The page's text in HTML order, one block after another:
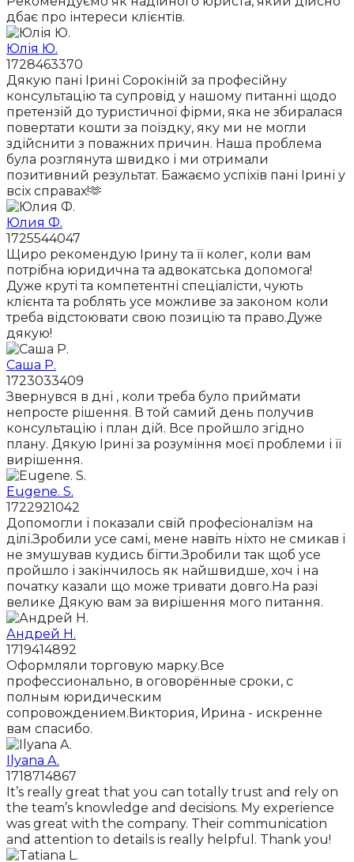
дбає про інтереси клієнтів.
Юлія Ю.
1728463370
Дякую пані Ірині Сорокіній за професійну
консультацію та супровід у нашому питанні щодо
претензій до туристичної фірми, яка не збиралася
повертати кошти за поїздку, яку ми не могли
здійснити з поважних причин. Наша проблема
була розглянута швидко і ми отримали
позитивний результат. Бажаємо успіхів пані Ірині у
всіх справах!🫶
Юлия Ф.
1725544047
Щиро рекомендую Ірину та її колег, коли вам
потрібна юридична та адвокатська допомога!
Дуже круті та компетентні спеціалісти, чують
клієнта та роблять усе можливе за законом коли
треба відстоювати свою позицію та право.Дуже
дякую!
Саша Р.
1723033409
Звернувся в дні , коли треба було приймати
непросте рішення. В той самий день получив
консультацію і план дій. Все пройшло згідно
плану. Дякую Ірині за розуміння моєї проблеми і її
вирішення.
Eugene. S.
1722921042
Допомогли і показали свій професіоналізм на
ділі.Зробили усе самі, мене навіть ніхто не смикав і
не змушував кудись бігти.Зробили так щоб усе
пройшло і закінчилось як найшвидше, хоч і на
початку казали що може тривати довго.На разі
велике Дякую вам за вирішення мого питання.
Андрей Н.
1719414892
Оформляли торговую марку.Все
профессионально, в оговорённые сроки, с
полным юридическим
сопровождением.Виктория, Ирина - искренне
вам спасибо.
Ilyana A.
1718714867
It’s really great that you can totally trust and rely on
the team’s knowledge and decisions. My experience
was great with the company. Their communication
and attention to details is really helpful. Thank you!